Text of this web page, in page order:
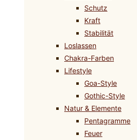
Schutz
Kraft
Stabilität
Loslassen
Chakra-Farben
Lifestyle
Goa-Style
Gothic-Style
Natur & Elemente
Pentagramme
Feuer